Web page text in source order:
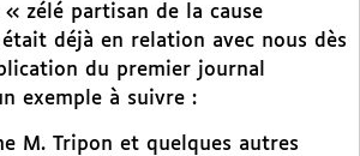
zélé partisan de la cause
déjà en relation avec nous dès
du premier journal
exemple à suivre :
M. Tripon et quelques autres